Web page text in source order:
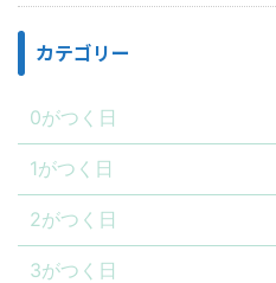
カテゴリー
0がつく日
1がつく日
2がつく日
3がつく日